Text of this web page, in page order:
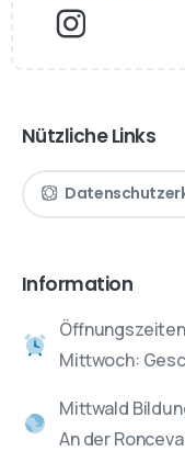
Nützliche Links
Information
Mittwoch:
Mittwald
An der